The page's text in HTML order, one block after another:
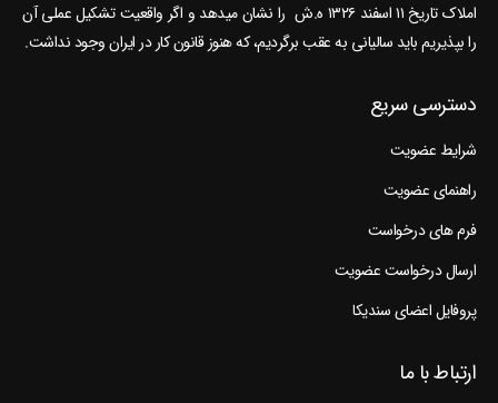
املاک تاریخ ۱۱ اسفند ۱۳۲۶ ه.ش را نشان می‎دهد و اگر واقعیت تشکیل عملی آن
را بپذیریم باید سالیانی به عقب برگردیم، که هنوز قانون کار در ایران وجود نداشت.
دسترسی سریع
شرایط عضویت
راهنمای عضویت
فرم های درخواست
ارسال درخواست عضویت
پروفایل اعضای سندیکا
ارتباط با ما